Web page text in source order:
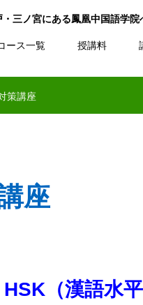
三ノ宮にある鳳凰中国語学院
ース一覧 授講料
策講座
座
（漢語水